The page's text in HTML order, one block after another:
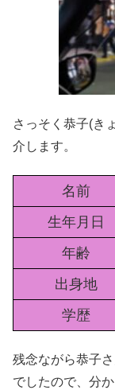
さっそく恭子(き
介します。
名前
生年月日
年齢
出身地
学歴
残念ながら恭子
でしたので、分